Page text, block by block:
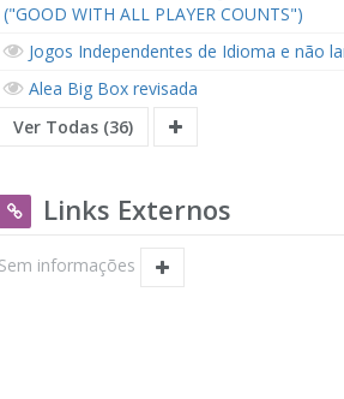
("GOOD WITH ALL PLAYER COUNTS")
Jogos Independentes de Idioma e não
Alea Big Box revisada
Ver Todas (36)
Links Externos
Sem informações